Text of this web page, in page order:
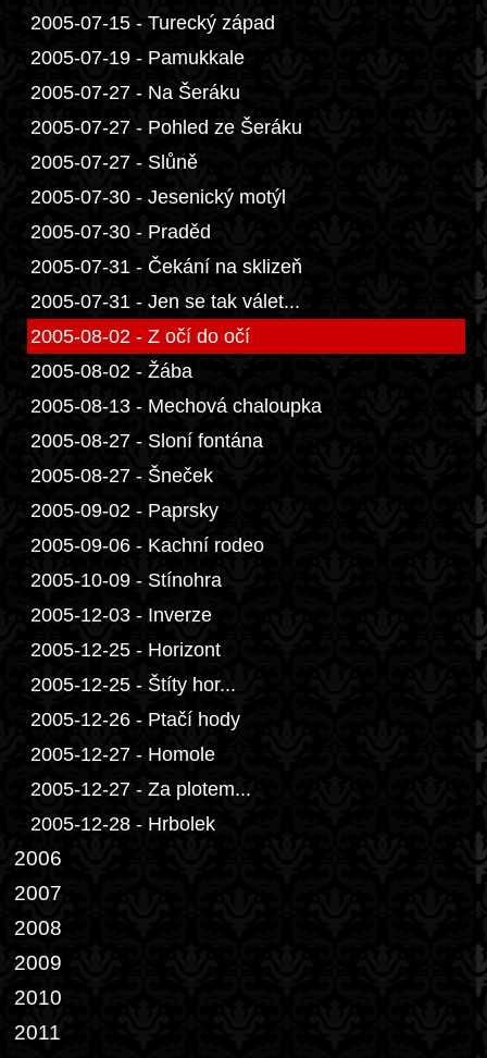
2005-07-15 - Turecký západ
2005-07-19 - Pamukkale
2005-07-27 - Na Šeráku
2005-07-27 - Pohled ze Šeráku
2005-07-27 - Slůně
2005-07-30 - Jesenický motýl
2005-07-30 - Praděd
2005-07-31 - Čekání na sklizeň
2005-07-31 - Jen se tak válet...
2005-08-02 - Z očí do očí
2005-08-02 - Žába
2005-08-13 - Mechová chaloupka
2005-08-27 - Sloní fontána
2005-08-27 - Šneček
2005-09-02 - Paprsky
2005-09-06 - Kachní rodeo
2005-10-09 - Stínohra
2005-12-03 - Inverze
2005-12-25 - Horizont
2005-12-25 - Štíty hor...
2005-12-26 - Ptačí hody
2005-12-27 - Homole
2005-12-27 - Za plotem...
2005-12-28 - Hrbolek
2006
2007
2008
2009
2010
2011